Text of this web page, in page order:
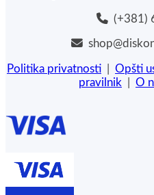
(+381)
Politika privatnosti Opšti
pravilnik
O